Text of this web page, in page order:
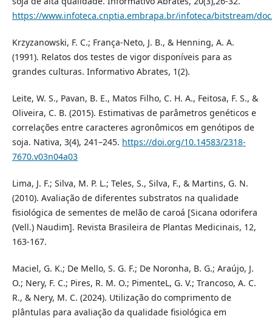
https://www.infoteca.cnptia.embrapa.br/infoteca/bitstream/
Krzyzanowski, F. C.; França-Neto, J. B., & Henning, A. A.
(1991). Relatos dos testes de vigor disponíveis para as
grandes culturas. Informativo Abrates, 1(2).
Leite, W. S., Pavan, B. E., Matos Filho, C. H. A., Feitosa, F. S., &
Oliveira, C. B. (2015). Estimativas de parâmetros genéticos e
correlações entre caracteres agronômicos em genótipos de
soja. Nativa, 3(4), 241–245. https://doi.org/10.14583/2318-
7670.v03n04a03
Lima, J. F.; Silva, M. P. L.; Teles, S., Silva, F., & Martins, G. N.
(2010). Avaliação de diferentes substratos na qualidade
fisiológica de sementes de melão de caroá [Sicana odorifera
(Vell.) Naudim]. Revista Brasileira de Plantas Medicinais, 12,
163-167.
Maciel, G. K.; De Mello, S. G. F.; De Noronha, B. G.; Araújo, J.
O.; Nery, F. C.; Pires, R. M. O.; PimenteL, G. V.; Trancoso, A. C.
R., & Nery, M. C. (2024). Utilização do comprimento de
plântulas para avaliação da qualidade fisiológica em